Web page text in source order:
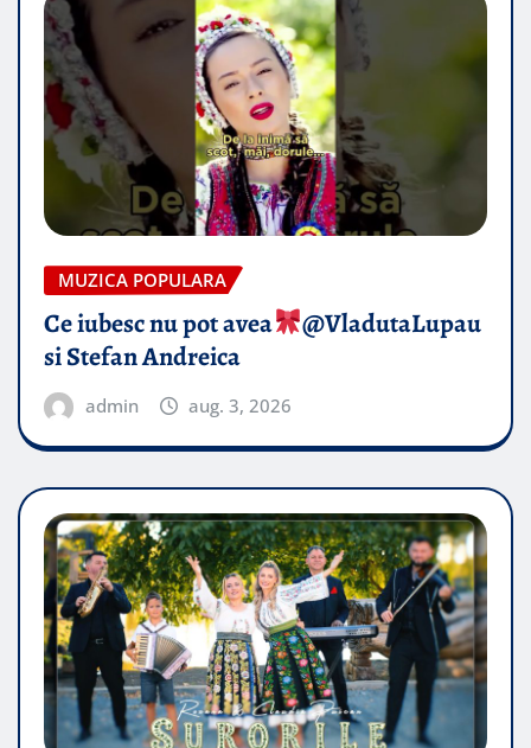
MUZICA POPULARA
Ce iubesc nu pot avea
​@VladutaLupau
si Stefan Andreica
admin aug. 3, 2026